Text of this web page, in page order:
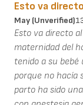
Esto va
May (unverified)
Esto va directo
maternidad del
tenido a su
porque no hacía
parto ha sido